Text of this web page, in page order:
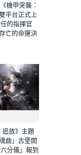
機甲突襲：
平台正式上
的指揮官
亡的命運決
追放》主題
曲」古堡開
分儀」報到